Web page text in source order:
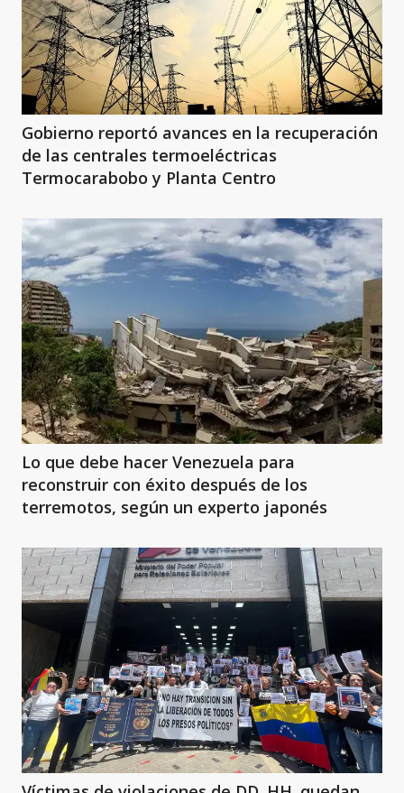
Gobierno reportó avances en la recuperación
de las centrales termoeléctricas
Termocarabobo y Planta Centro
Lo que debe hacer Venezuela para
reconstruir con éxito después de los
terremotos, según un experto japonés